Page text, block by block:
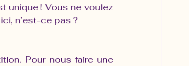
unique ! Vous ne voulez
n’est-ce pas ?
Pour nous faire une